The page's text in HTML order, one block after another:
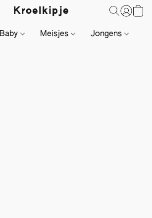
Kroelkipje
Baby Meisjes Jongens